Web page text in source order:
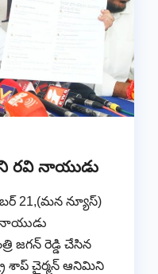
రవి నాయుడు
21,(మన న్యూస్)
జగన్ రెడ్డి చేసిన
శాప్ చైర్మన్ ఆనిమిని